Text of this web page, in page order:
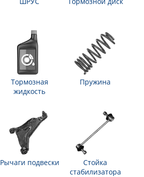
Тормозная
жидкость
Пружина
Рычаги подвески
Стойка
стабилизатора